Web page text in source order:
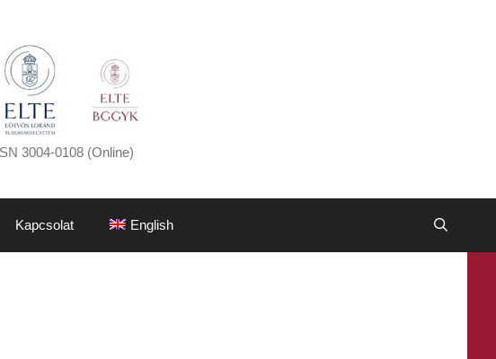
3004-0108 (Online)
Kapcsolat English